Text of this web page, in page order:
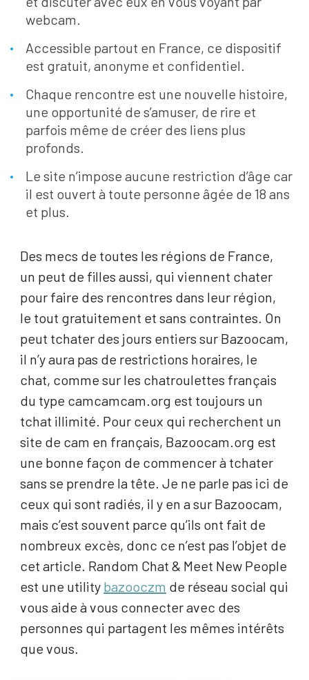
webcam.
Accessible partout en France, ce dispositif
est gratuit, anonyme et confidentiel.
Chaque rencontre est une nouvelle histoire,
une opportunité de s’amuser, de rire et
parfois même de créer des liens plus
profonds.
Le site n’impose aucune restriction d’âge car
il est ouvert à toute personne âgée de 18 ans
et plus.
Des mecs de toutes les régions de France,
un peut de filles aussi, qui viennent chater
pour faire des rencontres dans leur région,
le tout gratuitement et sans contraintes. On
peut tchater des jours entiers sur Bazoocam,
il n’y aura pas de restrictions horaires, le
chat, comme sur les chatroulettes français
du type camcamcam.org est toujours un
tchat illimité. Pour ceux qui recherchent un
site de cam en français, Bazoocam.org est
une bonne façon de commencer à tchater
sans se prendre la tête. Je ne parle pas ici de
ceux qui sont radiés, il y en a sur Bazoocam,
mais c’est souvent parce qu’ils ont fait de
nombreux excès, donc ce n’est pas l’objet de
cet article. Random Chat & Meet New People
est une utility bazooczm de réseau social qui
vous aide à vous connecter avec des
personnes qui partagent les mêmes intérêts
que vous.